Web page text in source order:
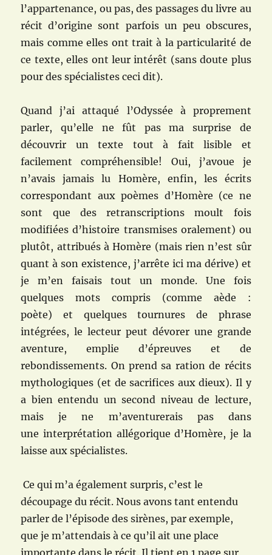
l’appartenance, ou pas, des passages du livre au
récit d’origine sont parfois un peu obscures,
mais comme elles ont trait à la particularité de
ce texte, elles ont leur intérêt (sans doute plus
pour des spécialistes ceci dit).
Quand j’ai attaqué l’Odyssée à proprement
parler, qu’elle ne fût pas ma surprise de
découvrir un texte tout à fait lisible et
facilement compréhensible! Oui, j’avoue je
n’avais jamais lu Homère, enfin, les écrits
correspondant aux poèmes d’Homère (ce ne
sont que des retranscriptions moult fois
modifiées d’histoire transmises oralement) ou
plutôt, attribués à Homère (mais rien n’est sûr
quant à son existence, j’arrête ici ma dérive) et
je m’en faisais tout un monde. Une fois
quelques mots compris (comme aède :
poète) et quelques tournures de phrase
intégrées, le lecteur peut dévorer une grande
aventure, emplie d’épreuves et de
rebondissements. On prend sa ration de récits
mythologiques (et de sacrifices aux dieux). Il y
a bien entendu un second niveau de lecture,
mais je ne m’aventurerais pas dans
uneinterprétation allégorique d’Homère, je la
laisse aux spécialistes.
Ce qui m’a également surpris, c’est le
découpage du récit. Nous avons tant entendu
parler de l’épisode des sirènes, par exemple,
que je m’attendais à ce qu’il ait une place